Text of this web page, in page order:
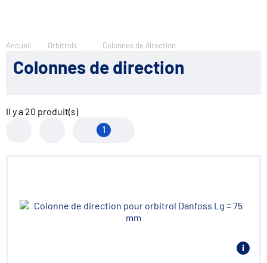
Accueil Orbitrols Colonnes de direction
Colonnes de direction
Il y a 20 produit(s)
1